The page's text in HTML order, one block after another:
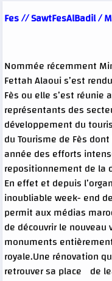
Nommée récemment
Fettah Alaoui s’est
Fès ou elle s’est
représentants des
développement du
du Tourisme de Fès
année des efforts
repositionnement de la
En effet et depuis
inoubliable week- end
permit aux médias
de découvrir le
monuments
royale.Une rénovation
retrouver sa place de